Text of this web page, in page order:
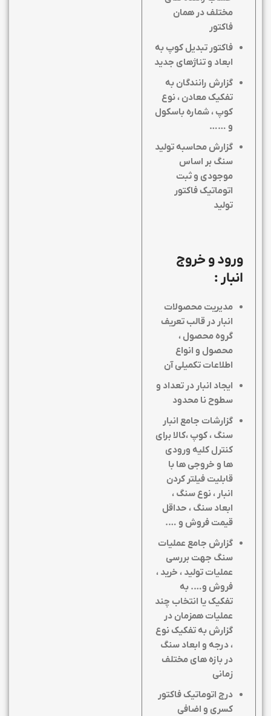
مختلف در همان
فاکتور
فاکتور تبدیل کوپ به
ابعاد و تناژهای جدید
گزارش رانندگان به
تفکیک معادن ، نوع
کوپ ، شماره باسکول
و ……
گزارش محاسبه تولید
سنگ بر اساس
موجودی و ثبت
اتوماتیک فاکتور
تولید
ورود و خروج
انبار :
مدیریت محصولات
انبار در قالب تعریف
گروه محصول ،
محصول و انواع
اطلاعات تکمیلی آن
ایجاد انبار در تعداد و
سطوح نا محدود
گزارشات جامع انبار
سنگ ، کوپ ،کالا برای
کنترل کلیه ورودی
ها و خروجی ها با
قابلیت فیلتر کردن
انبار ، نوع سنگ ،
ابعاد سنگ ، حداقل
قیمت فروش و ….
گزارش جامع عملیات
سنگ جهت بررسی
عملیات تولید ، خرید ،
فروش و…. به
تفکیک یا انتخاب چند
عملیات همزمان در
گزارش به تفکیک نوع
، درجه و ابعاد سنگ
در بازه های مختلف
زمانی
درج اتوماتیک فاکتور
کسری و اضافی